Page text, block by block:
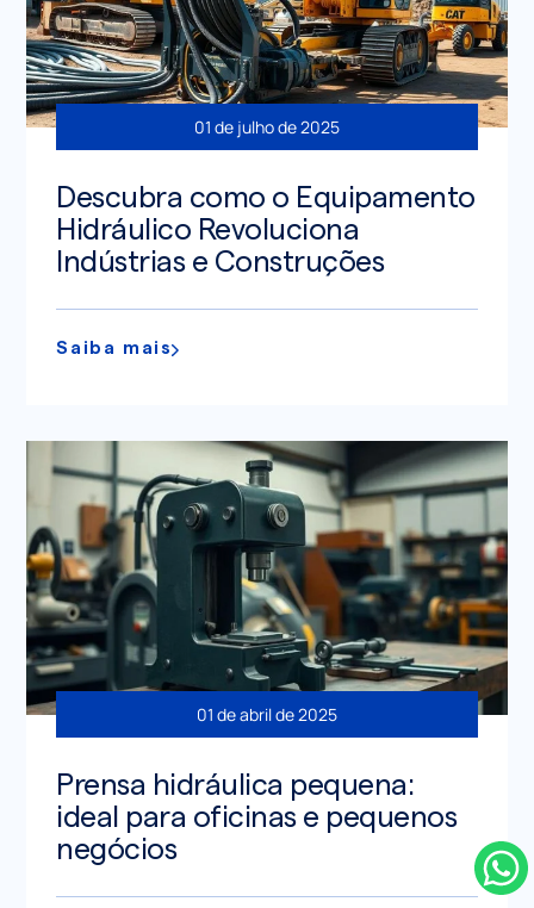
01 de julho de 2025
Descubra como o Equipamento
Hidráulico Revoluciona
Indústrias e Construções
Saiba mais
01 de abril de 2025
Prensa hidráulica pequena:
ideal para oficinas e pequenos
negócios